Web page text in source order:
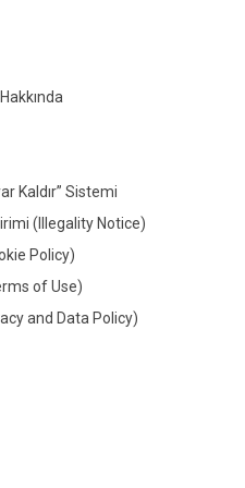
Kaldır” Sistemi
(Illegality Notice)
Policy)
of Use)
and Data Policy)